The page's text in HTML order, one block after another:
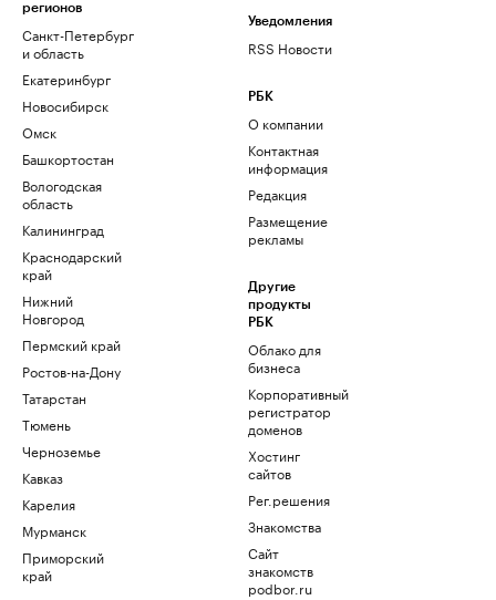
регионов
Санкт-Петербург
и область
Екатеринбург
Новосибирск
Омск
Башкортостан
Вологодская
область
Калининград
Краснодарский
край
Нижний
Новгород
Пермский край
Ростов-на-Дону
Татарстан
Тюмень
Черноземье
Кавказ
Карелия
Мурманск
Приморский
край
Уведомления
RSS Новости
РБК
О компании
Контактная
информация
Редакция
Размещение
рекламы
Другие
продукты
РБК
Облако для
бизнеса
Корпоративный
регистратор
доменов
Хостинг
сайтов
Рег.решения
Знакомства
Сайт
знакомств
podbor.ru